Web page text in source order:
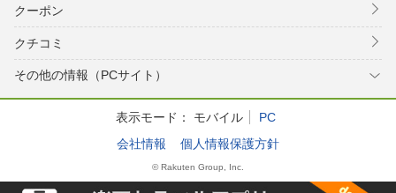
クーポン
クチコミ
その他の情報（PCサイト）
表示モード： モバイル
PC
会社情報
個人情報保護方針
© Rakuten Group, Inc.